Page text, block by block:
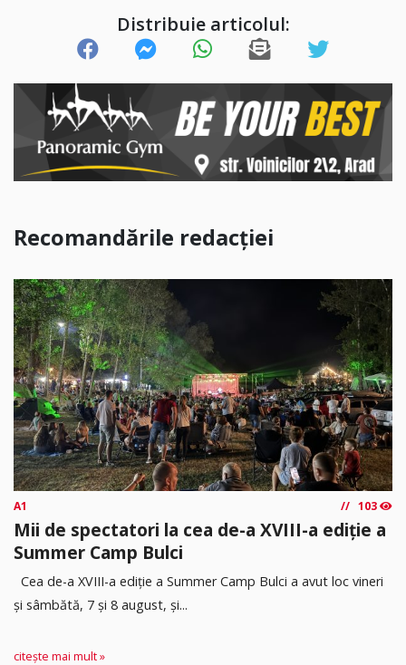
Distribuie articolul:
Recomandările redacției
A1 103
Mii de spectatori la cea de-a XVIII-a ediție a
Summer Camp Bulci
Cea de-a XVIII-a ediție a Summer Camp Bulci a avut loc vineri
și sâmbătă, 7 și 8 august, și...
citește mai mult »